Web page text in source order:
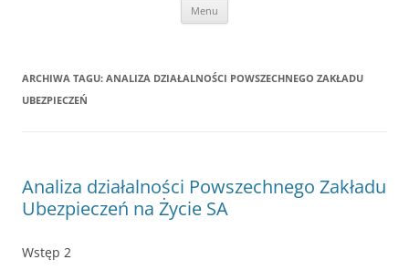
Menu
ARCHIWA TAGU: ANALIZA DZIAŁALNOŚCI POWSZECHNEGO ZAKŁADU
UBEZPIECZEŃ
Analiza działalności Powszechnego Zakładu
Ubezpieczeń na Życie SA
Wstęp 2